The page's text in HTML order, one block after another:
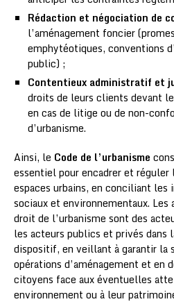
Rédaction et négociation de
l’aménagement foncier
emphytéotiques, conventions
public) ;
Contentieux administratif et
droits de leurs clients devant
en cas de litige ou de non-
d’urbanisme.
Ainsi, le Code de l’urbanisme
essentiel pour encadrer et
espaces urbains, en conciliant les
sociaux et environnementaux. Les
droit de l’urbanisme sont des
les acteurs publics et privés dans
dispositif, en veillant à garantir la
opérations d’aménagement et en
citoyens face aux éventuelles
environnement ou à leur